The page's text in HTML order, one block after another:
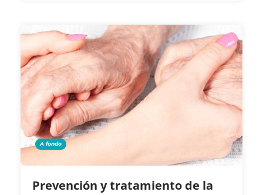
A fondo
Prevención y tratamiento de la